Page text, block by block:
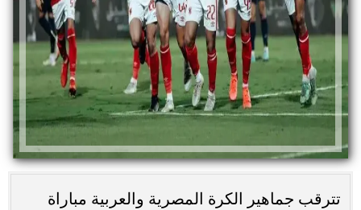
تترقب جماهير الكرة المصرية والعربية مباراة